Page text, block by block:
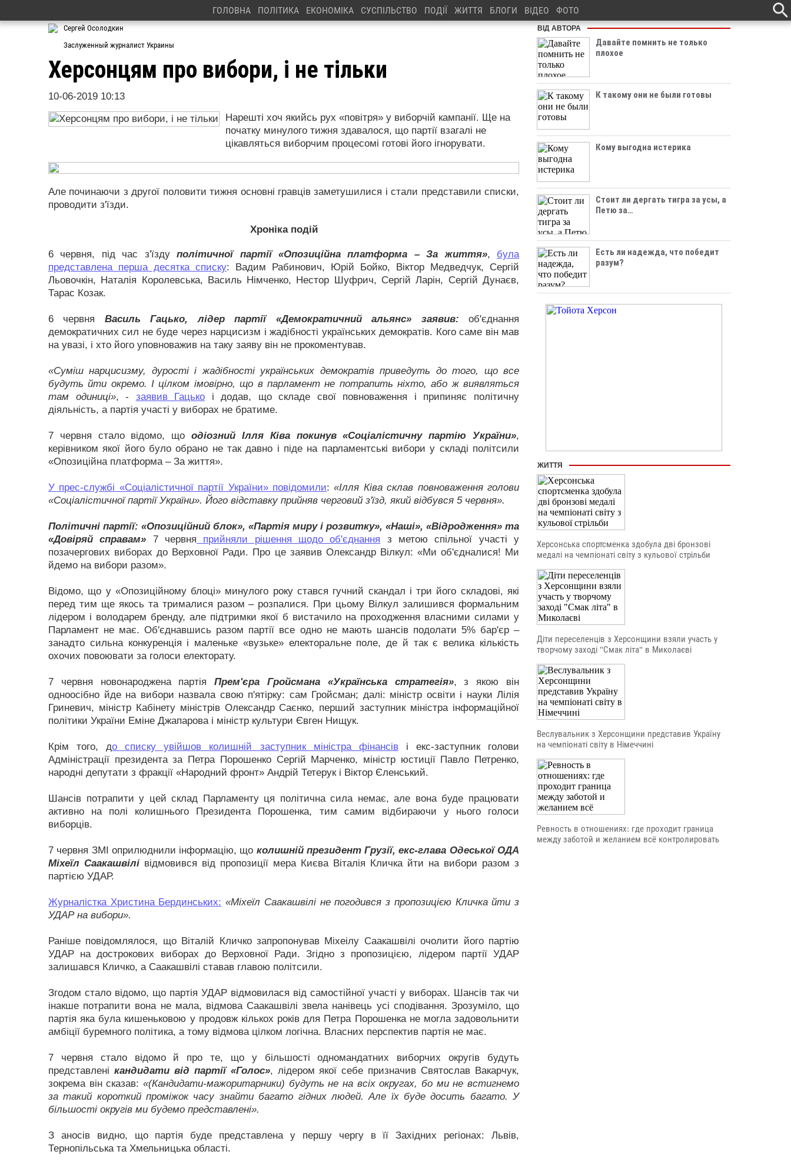
ГОЛОВНА ПОЛІТИКА ЕКОНОМІКА СУСПІЛЬСТВО ПОДІЇ ЖИТТЯ БЛОГИ ВІДЕО ФОТО
Сергей Осолодкин
Заслуженный журналист Украины
Херсонцям про вибори, і не тільки
10-06-2019 10:13
Нарешті хоч якийсь рух «повітря» у виборчій кампанії. Ще на
початку минулого тижня здавалося, що партії взагалі не
цікавляться виборчим процесомі готові його ігнорувати.
Але починаючи з другої половити тижня основні гравців заметушилися і стали представили списки,
проводити з'їзди.
Хроніка подій
6 червня, під час з'їздуполітичної партії «Опозиційна платформа – За життя», була
представлена перша десятка списку: Вадим Рабинович, Юрій Бойко, Віктор Медведчук, Сергій
Льовочкін, Наталія Королевська, Василь Німченко, Нестор Шуфрич, Сергій Ларін, Сергій Дунаєв,
Тарас Козак.
6 червня Василь Гацько, лідер партії «Демократичний альянс» заявив: об'єднання
демократичних сил не буде через нарцисизм і жадібності українських демократів. Кого саме він мав
на увазі, і хто його уповноважив на таку заяву він не прокоментував.
«Суміш нарцисизму, дурості і жадібності українських демократів приведуть до того, що все
будуть йти окремо. І цілком імовірно, що в парламент не потрапить ніхто, або ж виявляться
там одиниці», - заявив Гацько і додав, що складе свої повноваження і припиняє політичну
діяльність, а партія участі у виборах не братиме.
7 червня стало відомо, щоодіозний Ілля Ківа покинув «Соціалістичну партію України»,
керівником якої його було обрано не так давно і піде на парламентські вибори у складі політсили
«Опозиційна платформа – За життя».
У прес-службі «Соціалістичної партії України» повідомили:«Ілля Ківа склав повноваження голови
«Соціалістичної партії України». Його відставку прийняв черговий з'їзд, який відбувся 5 червня».
Політичні партії: «Опозиційний блок», «Партія миру і розвитку», «Наші», «Відродження» та
«Довіряй справам» 7 червня прийняли рішення щодо об'єднання з метою спільної участі у
позачергових виборах до Верховної Ради. Про це заявив Олександр Вілкул: «Ми об'єдналися! Ми
йдемо на вибори разом».
Відомо, що у «Опозиційному блоці» минулого року стався гучний скандал і три його складові, які
перед тим ще якось та трималися разом – розпалися. При цьому Вілкул залишився формальним
лідером і володарем бренду, але підтримки якої б вистачило на проходження власними силами у
Парламент не має. Об'єднавшись разом партії все одно не мають шансів подолати 5% бар'єр –
занадто сильна конкуренція і маленьке «вузьке» електоральне поле, де й так є велика кількість
охочих повоювати за голоси електорату.
7 червня новонароджена партіяПрем'єра Гройсмана «Українська стратегія», з якою він
одноосібно йде на вибори назвала свою п'ятірку: сам Гройсман; далі: міністр освіти і науки Лілія
Гриневич, міністр Кабінету міністрів Олександр Саєнко, перший заступник міністра інформаційної
політики України Еміне Джапарова і міністр культури Євген Нищук.
Крім того, до списку увійшов колишній заступник міністра фінансіві екс-заступник голови
Адміністрації президента за Петра Порошенко Сергій Марченко, міністр юстиції Павло Петренко,
народні депутати з фракції «Народний фронт» Андрій Тетерук і Віктор Єленський.
Шансів потрапити у цей склад Парламенту ця політична сила немає, але вона буде працювати
активно на полі колишнього Президента Порошенка, тим самим відбираючи у нього голоси
виборців.
7 червня ЗМІ оприлюднили інформацію, що колишній президент Грузії, екс-глава Одеської ОДА
Міхеїл Саакашвілі відмовився від пропозиції мера Києва Віталія Кличка йти на вибори разом з
партією УДАР.
Журналістка Христина Бердинських: «Міхеїл Саакашвілі не погодився з пропозицією Кличка йти з
УДАР на вибори».
Раніше повідомлялося, що Віталій Кличко запропонував Міхеілу Саакашвілі очолити його партію
УДАР на дострокових виборах до Верховної Ради. Згідно з пропозицією, лідером партії УДАР
залишався Кличко, а Саакашвілі ставав главою політсили.
Згодом стало відомо, що партія УДАР відмовилася від самостійної участі у виборах. Шансів так чи
інакше потрапити вона не мала, відмова Саакашвілі звела нанівець усі сподівання. Зрозуміло, що
партія яка була кишеньковою у продовж кількох років для Петра Порошенка не могла задовольнити
амбіції буремного політика, а тому відмова цілком логічна. Власних перспектив партія не має.
7 червня стало відомо й про те, що у більшості одномандатних виборчих округів будуть
представлені кандидати від партії «Голос», лідером якої себе призначив Святослав Вакарчук,
зокрема він сказав: «(Кандидати-мажоритарники) будуть не на всіх округах, бо ми не встигнемо
за такий короткий проміжок часу знайти багато гідних людей. Але їх буде досить багато. У
більшості округів ми будемо представлені».
З аносів видно, що партія буде представлена у першу чергу в її Західних регіонах: Львів,
Тернопільська та Хмельницька області.
ВІД АВТОРА
Давайте помнить не только
плохое
К такому они не были готовы
Кому выгодна истерика
Стоит ли дергать тигра за усы, а
Петю за…
Есть ли надежда, что победит
разум?
ЖИТТЯ
Херсонська спортсменка здобула дві бронзові
медалі на чемпіонаті світу з кульової стрільби
Діти переселенців з Херсонщини взяли участь у
творчому заході "Смак літа" в Миколаєві
Веслувальник з Херсонщини представив Україну
на чемпіонаті світу в Німеччині
Ревность в отношениях: где проходит граница
между заботой и желанием всё контролировать